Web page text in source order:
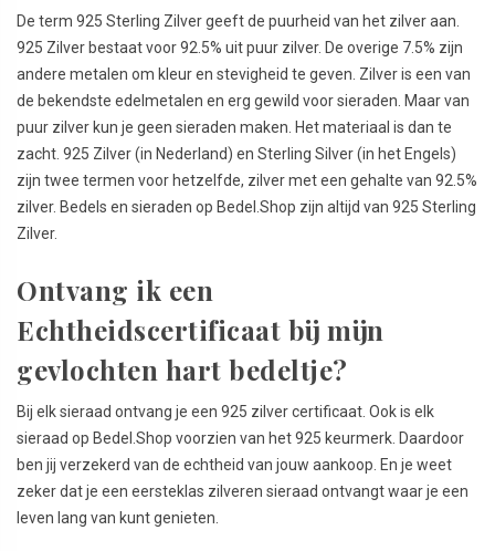
De term 925 Sterling Zilver geeft de puurheid van het zilver aan.
925 Zilver bestaat voor 92.5% uit puur zilver. De overige 7.5% zijn
andere metalen om kleur en stevigheid te geven. Zilver is een van
de bekendste edelmetalen en erg gewild voor sieraden. Maar van
puur zilver kun je geen sieraden maken. Het materiaal is dan te
zacht. 925 Zilver (in Nederland) en Sterling Silver (in het Engels)
zijn twee termen voor hetzelfde, zilver met een gehalte van 92.5%
zilver. Bedels en sieraden op Bedel.Shop zijn altijd van 925 Sterling
Zilver.
Ontvang ik een
Echtheidscertificaat bij mijn
gevlochten hart bedeltje?
Bij elk sieraad ontvang je een 925 zilver certificaat. Ook is elk
sieraad op Bedel.Shop voorzien van het 925 keurmerk. Daardoor
ben jij verzekerd van de echtheid van jouw aankoop. En je weet
zeker dat je een eersteklas zilveren sieraad ontvangt waar je een
leven lang van kunt genieten.